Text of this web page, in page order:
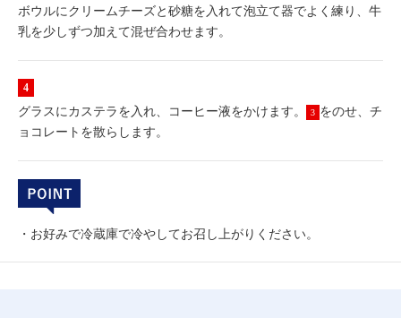
ボウルにクリームチーズと砂糖を入れて泡立て器でよく練り、牛
乳を少しずつ加えて混ぜ合わせます。
グラスにカステラを入れ、コーヒー液をかけます。 3 をのせ、チ
ョコレートを散らします。
・お好みで冷蔵庫で冷やしてお召し上がりください。